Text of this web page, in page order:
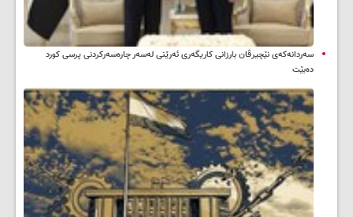
سه‌ردانه‌کەی نێچیرڤان بارزانی كاریگه‌ری ئه‌رێنی له‌سه‌ر چاره‌سه‌ركردنی پرسی كورد
ده‌بێت